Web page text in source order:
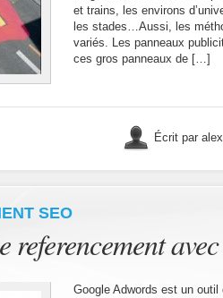
et trains, les environs
les stades…Aussi, les
variés. Les panneaux
ces gros panneaux de […]
Écrit par
SEO
referencement
Google Adwords est un